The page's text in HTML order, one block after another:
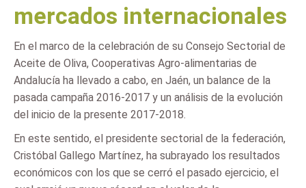
mercados internacionales
En el marco de la celebración de su Consejo Sectorial de
Aceite de Oliva, Cooperativas Agro-alimentarias de
Andalucía ha llevado a cabo, en Jaén, un balance de la
pasada campaña 2016-2017 y un análisis de la evolución
del inicio de la presente 2017-2018.
En este sentido, el presidente sectorial de la federación,
Cristóbal Gallego Martínez, ha subrayado los resultados
económicos con los que se cerró el pasado ejercicio, el